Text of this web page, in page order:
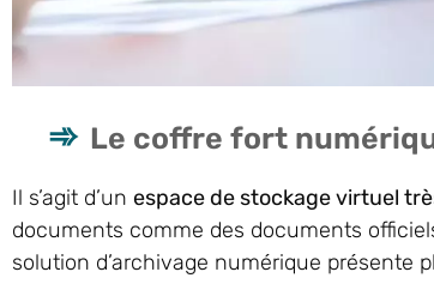
Le coffre fort
Il s’agit d’un espace de stockage virtuel
documents comme des documents
solution d’archivage numérique présente